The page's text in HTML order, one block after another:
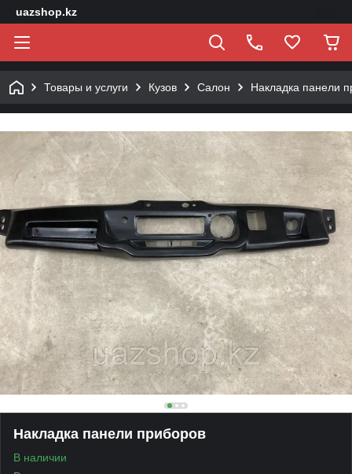
uazshop.kz
Товары и услуги Кузов Салон Накладка панели
Накладка панели приборов
В наличии